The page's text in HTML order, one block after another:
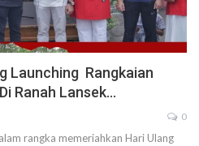
Launching Rangkaian
Ranah Lansek…
0
rangka memeriahkan Hari Ulang